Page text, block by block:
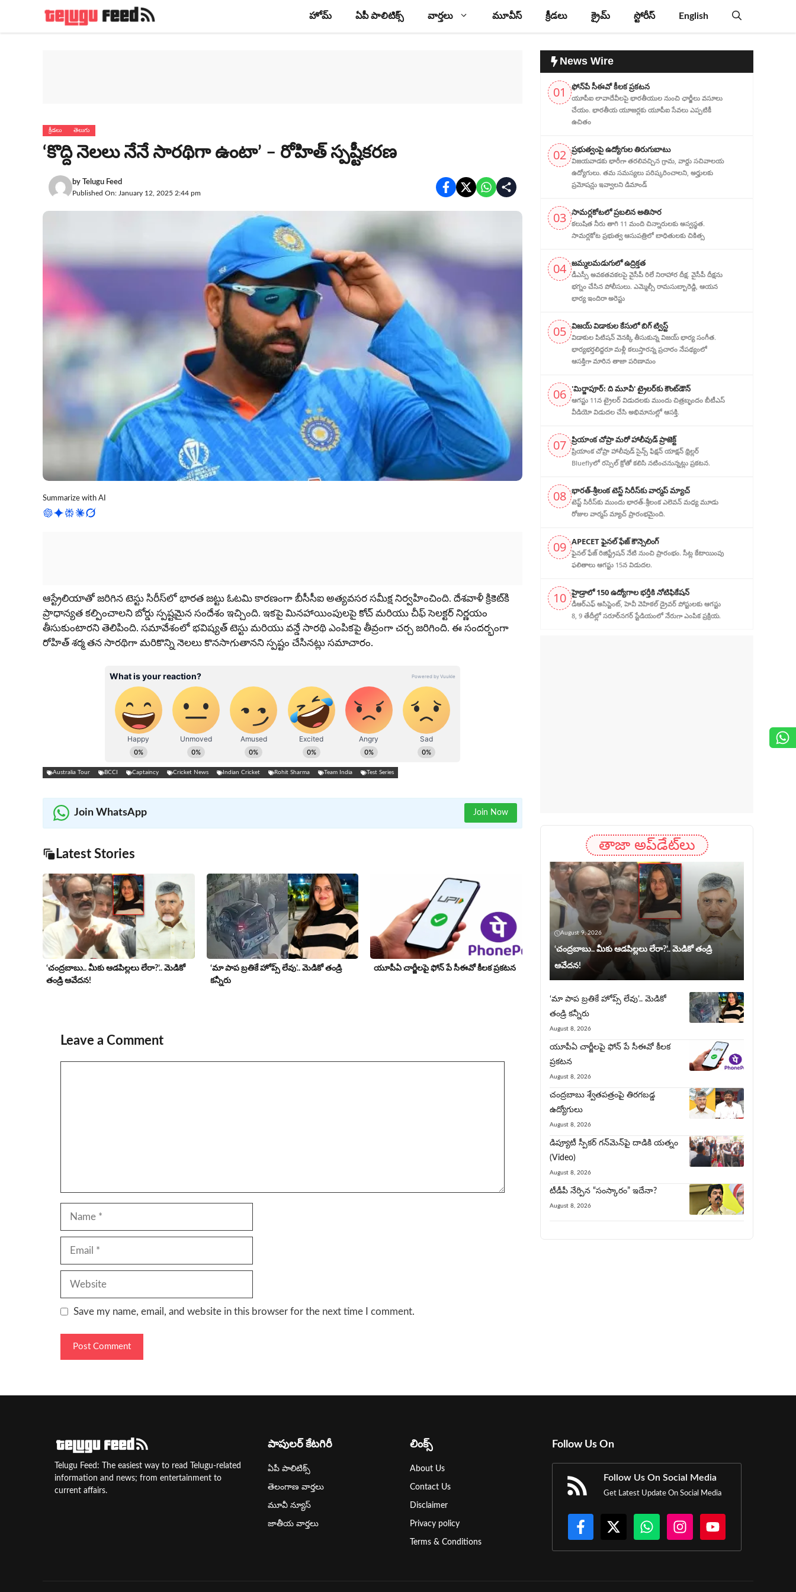
content
హోమ్ ఏపీ పాలిటిక్స్ వార్తలు మూవీస్ క్రీడలు క్రైమ్ స్టోరీస్ English
క్రీడలు తెలుగు
‘కొద్ది నెలలు నేనే సారథిగా ఉంటా’ – రోహిత్ స్పష్టీకరణ
by Telugu Feed
Published On: January 12, 2025 2:44 pm
Summarize with AI
ఆస్ట్రేలియాతో జరిగిన టెస్టు సిరీస్‌లో భారత జట్టు ఓటమి కారణంగా బీసీసీఐ అత్యవసర సమీక్ష నిర్వహించింది. దేశవాళీ క్రికెట్‌కి
ప్రాధాన్యత కల్పించాలని బోర్డు స్పష్టమైన సందేశం ఇచ్చింది. ఇకపై మినహాయింపులపై కోచ్ మరియు చీఫ్ సెలక్టర్ నిర్ణయం
తీసుకుంటారని తెలిపింది. సమావేశంలో భవిష్యత్ టెస్టు మరియు వన్డే సారథి ఎంపికపై తీవ్రంగా చర్చ జరిగింది. ఈ సందర్భంగా
రోహిత్ శర్మ తన సారథిగా మరికొన్ని నెలలు కొనసాగుతానని స్పష్టం చేసినట్లు సమాచారం.
Australia Tour BCCI Captaincy Cricket News Indian Cricket Rohit Sharma Team India Test Series
Join WhatsApp Join Now
Latest Stories
‘చంద్రబాబు.. మీకు ఆడపిల్లలు లేరా?’.. మెడికో
తండ్రి ఆవేదన!
‘మా పాప బ్రతికే హోప్స్ లేవు’.. మెడికో తండ్రి
కన్నీరు
యూపీఏ చార్జీల‌పై ఫోన్ పే సీఈవో కీల‌క ప్ర‌క‌ట‌న‌
Leave a Comment
Save my name, email, and website in this browser for the next time I comment.
News Wire
01 ఫోన్‌పే సీఈవో కీలక ప్రకటన
యూపీఐ లావాదేవీలపై భారతీయుల నుంచి ఛార్జీలు వసూలు
చేయం. భారతీయ యూజర్లకు యూపీఐ సేవలు ఎప్పటికీ
ఉచితం
02 ప్ర‌భుత్వంపై ఉద్యోగుల తిరుగుబాటు
విజయవాడకు భారీగా తరలివచ్చిన గ్రామ‌, వార్డు సచివాలయ
ఉద్యోగులు. తమ సమస్యలు పరిష్కరించాలని, అర్హుల‌కు
ప్రమోషన్లు ఇవ్వాలని డిమాండ్
03 సామర్లకోటలో ప్రబలిన అతిసార
కలుషిత నీరు తాగి 11 మంది చిన్నారులకు అస్వస్థత.
సామర్లకోట ప్రభుత్వ ఆసుపత్రిలో బాధితులకు చికిత్స
04 జ‌మ్మ‌ల‌మ‌డుగులో ఉద్రిక్త‌త‌
డీఎస్సీ అవ‌క‌త‌వ‌క‌ల‌పై వైసీపీ రిలే నిరాహార‌ దీక్ష‌. వైసీపీ దీక్ష‌ను
భ‌గ్నం చేసిన పోలీసులు. ఎమ్మెల్సీ రామసుబ్బారెడ్డి, ఆయ‌న‌
భార్య ఇందిరా అరెస్టు
05 విజ‌య్ విడాకుల కేసులో బిగ్ ట్విస్ట్‌
విడాకుల‌ పిటిషన్ వెన‌క్కి తీసుకున్న విజ‌య్ భార్య‌ సంగీత.
భార్య‌భ‌ర్త‌లిద్ద‌రూ మళ్లీ కలుస్తారన్న ప్రచారం నేపథ్యంలో
ఆస‌క్తిగా మారిన తాజా పరిణామం
06 'మిర్జాపూర్: ది మూవీ' ట్రైలర్‌కు కౌంట్‌డౌన్
ఆగస్టు 11న ట్రైలర్ విడుదలకు ముందు చిత్రబృందం బీటీఎస్
వీడియో విడుదల చేసి అభిమానుల్లో ఆసక్తి.
07 ప్రియాంక చోప్రా మరో హాలీవుడ్ ప్రాజెక్ట్
ప్రియాంక చోప్రా హాలీవుడ్ సైన్స్ ఫిక్షన్ యాక్షన్ థ్రిల్లర్
Blueflyలో రస్సెల్ క్రోతో కలిసి నటించనున్నట్లు ప్రకటన.
08 భారత్-శ్రీలంక టెస్ట్ సిరీస్‌కు వార్మప్ మ్యాచ్
టెస్ట్ సిరీస్‌కు ముందు భారత్-శ్రీలంక ఎలెవన్ మధ్య మూడు
రోజుల వార్మప్ మ్యాచ్ ప్రారంభమైంది.
09 APECET ఫైనల్ ఫేజ్ కౌన్సెలింగ్
ఫైనల్ ఫేజ్ రిజిస్ట్రేషన్ నేటి నుంచి ప్రారంభం. సీట్ల కేటాయింపు
ఫలితాలు ఆగస్టు 15న విడుదల.
10 హైడ్రాలో 150 ఉద్యోగాల భర్తీకి నోటిఫికేషన్
డీఆర్‌ఎఫ్ అసిస్టెంట్, హెవీ వెహికల్ డ్రైవర్ పోస్టులకు ఆగస్టు
8, 9 తేదీల్లో సరూర్‌నగర్ స్టేడియంలో నేరుగా ఎంపిక ప్రక్రియ.
తాజా అప్‌డేట్‌లు
August 9, 2026
‘చంద్రబాబు.. మీకు ఆడపిల్లలు లేరా?’.. మెడికో తండ్రి
ఆవేదన!
‘మా పాప బ్రతికే హోప్స్ లేవు’.. మెడికో
తండ్రి కన్నీరు
August 8, 2026
యూపీఏ చార్జీల‌పై ఫోన్ పే సీఈవో కీల‌క
ప్ర‌క‌ట‌న‌
August 8, 2026
చంద్రబాబు శ్వేతపత్రంపై తిర‌గ‌బ‌డ్డ
ఉద్యోగులు
August 8, 2026
డిప్యూటీ స్పీకర్ గన్‌మెన్‌పై దాడికి య‌త్నం
(Video)
August 8, 2026
టీడీపీ నేర్పిన‌ “సంస్కారం” ఇదేనా?
August 8, 2026
Telugu Feed: The easiest way to read Telugu-related
information and news; from entertainment to
current affairs.
పాపులర్ కేటగిరీ
ఏపీ పాలిటిక్స్
తెలంగాణ వార్తలు
మూవీ న్యూస్
జాతీయ వార్తలు
లింక్స్
About Us
Contact Us
Disclaimer
Privacy policy
Terms & Conditions
Follow Us On
Follow Us On Social Media
Get Latest Update On Social Media